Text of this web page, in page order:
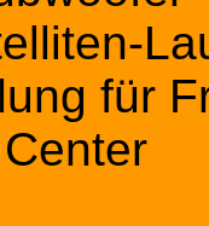
für